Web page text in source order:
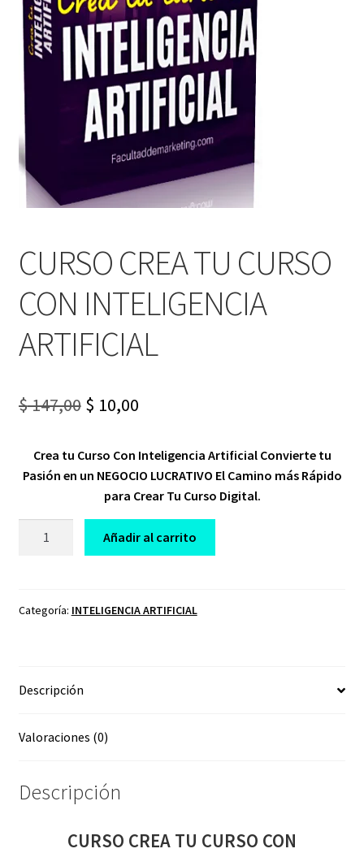
CURSO CREA TU CURSO
CON INTELIGENCIA
ARTIFICIAL
$147,00 Original
was:
$ 147,00.
$ 10,00Current
is:
$ 10,00.
Crea tu Curso Con Inteligencia Artificial Convierte tu
Pasión en un NEGOCIO LUCRATIVO El Camino más Rápido
para Crear Tu Curso Digital.
CON
Añadir al carrito
Categoría: INTELIGENCIA ARTIFICIAL
Descripción
Valoraciones (0)
Descripción
CURSO CREA TU CURSO CON